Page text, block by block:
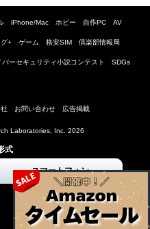
iPhone/Mac ホビー 自作PC AV
+ ゲーム 格安SIM 倶楽部情報局
バーセキュリティ小説コンテスト SDGs
お問い合わせ 広告掲載
Laboratories, Inc. 2026
式
スマートフォン